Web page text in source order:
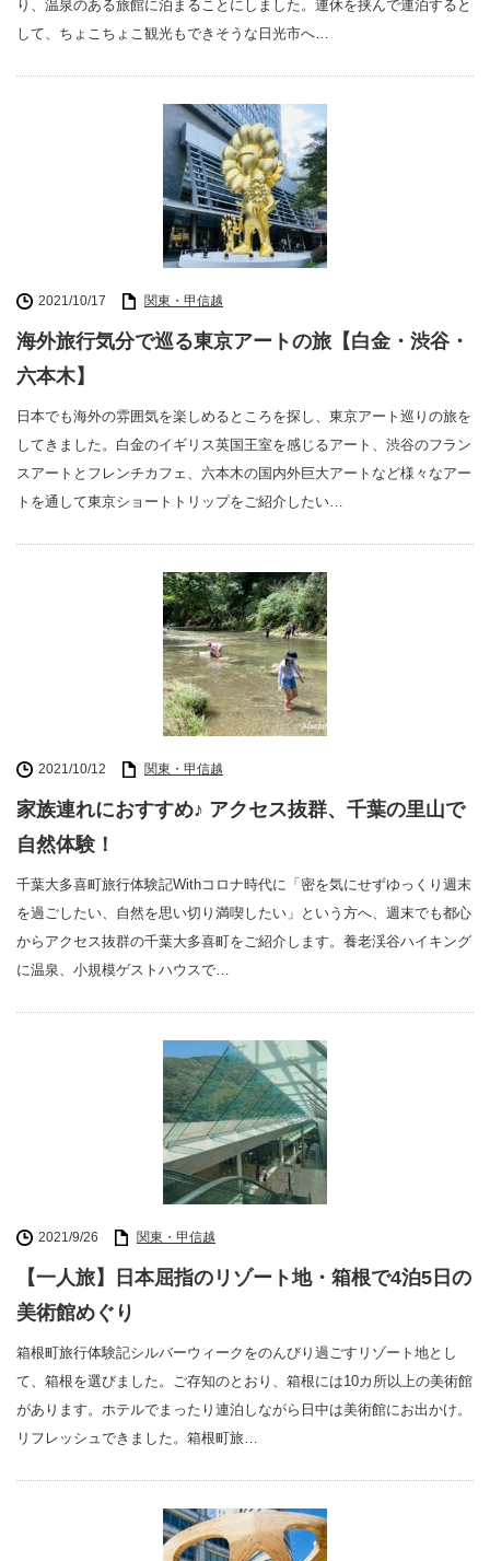
り、温泉のある旅館に泊まることにしました。連休を挟んで連泊すると
して、ちょこちょこ観光もできそうな日光市へ…
2021/10/17 関東・甲信越
海外旅行気分で巡る東京アートの旅【白金・渋谷・
六本木】
日本でも海外の雰囲気を楽しめるところを探し、東京アート巡りの旅を
してきました。白金のイギリス英国王室を感じるアート、渋谷のフラン
スアートとフレンチカフェ、六本木の国内外巨大アートなど様々なアー
トを通して東京ショートトリップをご紹介したい…
2021/10/12 関東・甲信越
家族連れにおすすめ♪ アクセス抜群、千葉の里山で
自然体験！
千葉大多喜町旅行体験記Withコロナ時代に「密を気にせずゆっくり週末
を過ごしたい、自然を思い切り満喫したい」という方へ、週末でも都心
からアクセス抜群の千葉大多喜町をご紹介します。養老渓谷ハイキング
に温泉、小規模ゲストハウスで…
2021/9/26 関東・甲信越
【一人旅】日本屈指のリゾート地・箱根で4泊5日の
美術館めぐり
箱根町旅行体験記シルバーウィークをのんびり過ごすリゾート地とし
て、箱根を選びました。ご存知のとおり、箱根には10カ所以上の美術館
があります。ホテルでまったり連泊しながら日中は美術館にお出かけ。
リフレッシュできました。箱根町旅…